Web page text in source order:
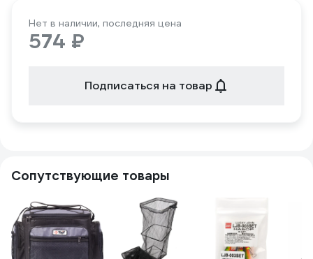
Нет в наличии, последняя цена
574 ₽
Подписаться на товар
Сопутствующие товары